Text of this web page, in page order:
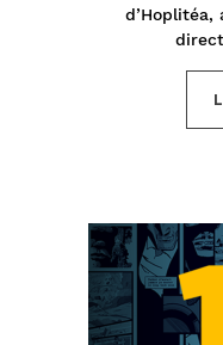
d’Hoplitéa,